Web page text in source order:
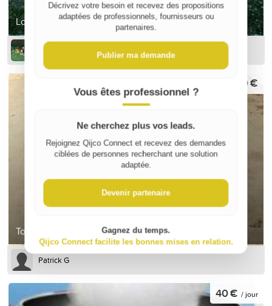
Location piste de bowling
Locations
Tondeuse électrique
80 €
Patrick G
40 € / jour
Décrivez votre besoin et recevez des propositions
adaptées de professionnels, fournisseurs ou
partenaires.
Publier ma demande
Vous êtes professionnel ?
Ne cherchez plus vos leads.
Rejoignez Qijco Connect et recevez des demandes
ciblées de personnes recherchant une solution
adaptée.
Devenir partenaire
Gagnez du temps.
Qijco Connect facilite les bonnes mises en relation.